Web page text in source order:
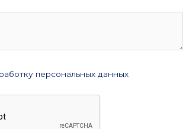
персональных данных